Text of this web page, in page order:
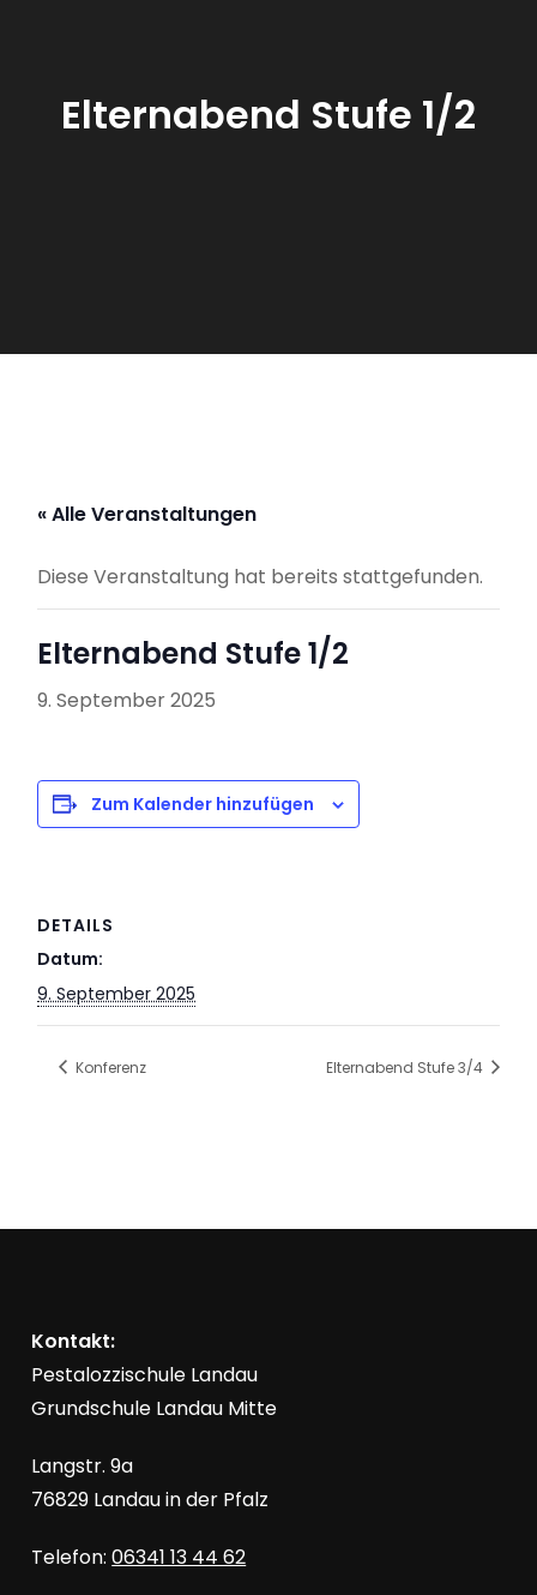
Elternabend Stufe 1/2
« Alle Veranstaltungen
Diese Veranstaltung hat bereits stattgefunden.
Elternabend Stufe 1/2
9. September 2025
Zum Kalender hinzufügen
DETAILS
Datum:
9. September 2025
Konferenz Elternabend Stufe 3/4
Kontakt:
Pestalozzischule Landau
Grundschule Landau Mitte
Langstr. 9a
76829 Landau in der Pfalz
Telefon:06341 13 44 62